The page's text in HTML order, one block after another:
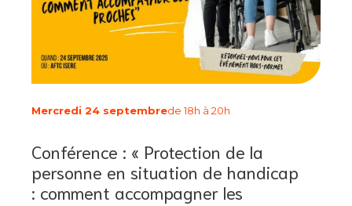
Mercredi 24 septembrede 18h à 20h
Conférence : « Protection de la
personne en situation de handicap
: comment accompagner les